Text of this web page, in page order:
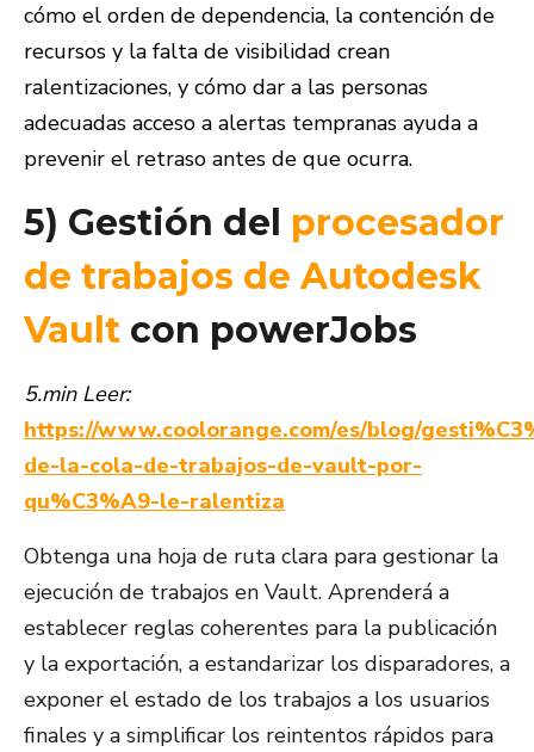
cómo el orden de dependencia, la contención de
recursos y la falta de visibilidad crean
ralentizaciones, y cómo dar a las personas
adecuadas acceso a alertas tempranas ayuda a
prevenir el retraso antes de que ocurra.
5) Gestión del procesador
de trabajos de Autodesk
Vault con powerJobs
5.min Leer:
https://www.coolorange.com/es/blog/
de-la-cola-de-trabajos-de-vault-por-
qu%C3%A9-le-ralentiza
Obtenga una hoja de ruta clara para gestionar la
ejecución de trabajos en Vault. Aprenderá a
establecer reglas coherentes para la publicación
y la exportación, a estandarizar los disparadores, a
exponer el estado de los trabajos a los usuarios
finales y a simplificar los reintentos rápidos para